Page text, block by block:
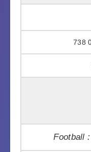
738
Football